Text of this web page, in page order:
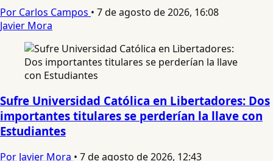
Por Carlos Campos • 7 de agosto de 2026, 16:08
Javier Mora
Sufre Universidad Católica en Libertadores: Dos
importantes titulares se perderían la llave con
Estudiantes
Por Javier Mora • 7 de agosto de 2026, 12:43